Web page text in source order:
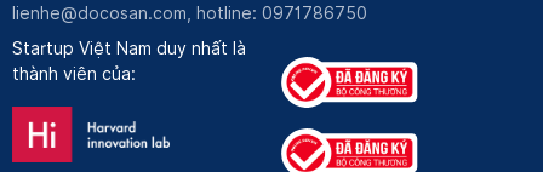
lienhe@docosan.com, hotline: 0971786750
Startup Việt Nam duy nhất là
thành viên của: